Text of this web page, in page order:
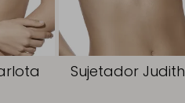
Sujetador Judith